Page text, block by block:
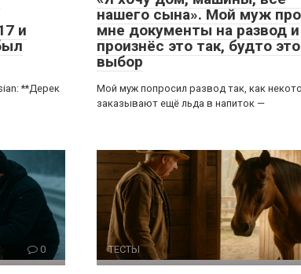
и
**Дерек
нашего сына». Мой муж
мне документы на развод и
произнёс это так, будто
выбор
Мой муж попросил развод так, как
заказывают ещё льда в напиток —
0 ТЕСТЫ